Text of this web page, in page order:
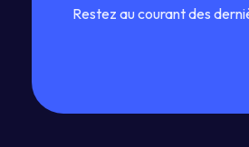
Restez au courant des